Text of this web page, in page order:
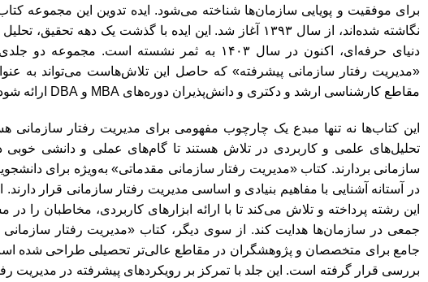
برای موفقیت و پویایی سازمان‌ها شناخته می‌شود. ایده تدوین این مجموعه
نگاشته شده‌اند، از سال ۱۳۹۳ آغاز شد. این ایده با گذشت یک دهه
دنیای حرفه‌ای، اکنون در سال ۱۴۰۳ به ثمر نشسته
«مدیریت رفتار سازمانی پیشرفته» که حاصل این تلاش‌هاست می‌تواند به
مقاطع کارشناسی ارشد و دکتری و دانش‌پذیران دوره‌های MBA و DBA ارائه شود.
این کتاب‌ها نه تنها مبدع یک چارچوب مفهومی برای مدیریت رفتار سازمانی
تحلیل‌های علمی و کاربردی در تلاش هستند تا گام‌های عملی و دانشی خوبی
سازمانی بردارند. کتاب «مدیریت رفتار سازمانی مقدماتی» به‌ویژه برای
در آستانه آشنایی با مفاهیم بنیادی و اساسی مدیریت رفتار سازمانی قرار
این رشته پرداخته و تلاش می‌کند تا با ارائه ابزارهای کاربردی، مخاطبان را
جمعی در سازمان‌ها هدایت کند. از سوی دیگر، کتاب «مدیریت رفتار
جامع برای متخصصان و پژوهشگران در مقاطع عالی‌تر تحصیلی طراحی شده
بررسی قرار گرفته است. این جلد با تمرکز بر رویکردهای پیشرفته در مدیریت